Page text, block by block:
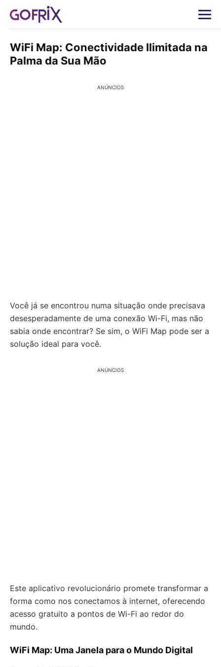
WiFi Map: Conectividade Ilimitada na
Palma da Sua Mão
ANÚNCIOS
Você já se encontrou numa situação onde precisava
desesperadamente de uma conexão Wi-Fi, mas não
sabia onde encontrar? Se sim, o WiFi Map pode ser a
solução ideal para você.
ANÚNCIOS
Este aplicativo revolucionário promete transformar a
forma como nos conectamos à internet, oferecendo
acesso gratuito a pontos de Wi-Fi ao redor do
mundo.
WiFi Map: Uma Janela para o Mundo Digital